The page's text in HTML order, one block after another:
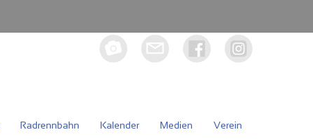
Radrennbahn Kalender Medien Verein